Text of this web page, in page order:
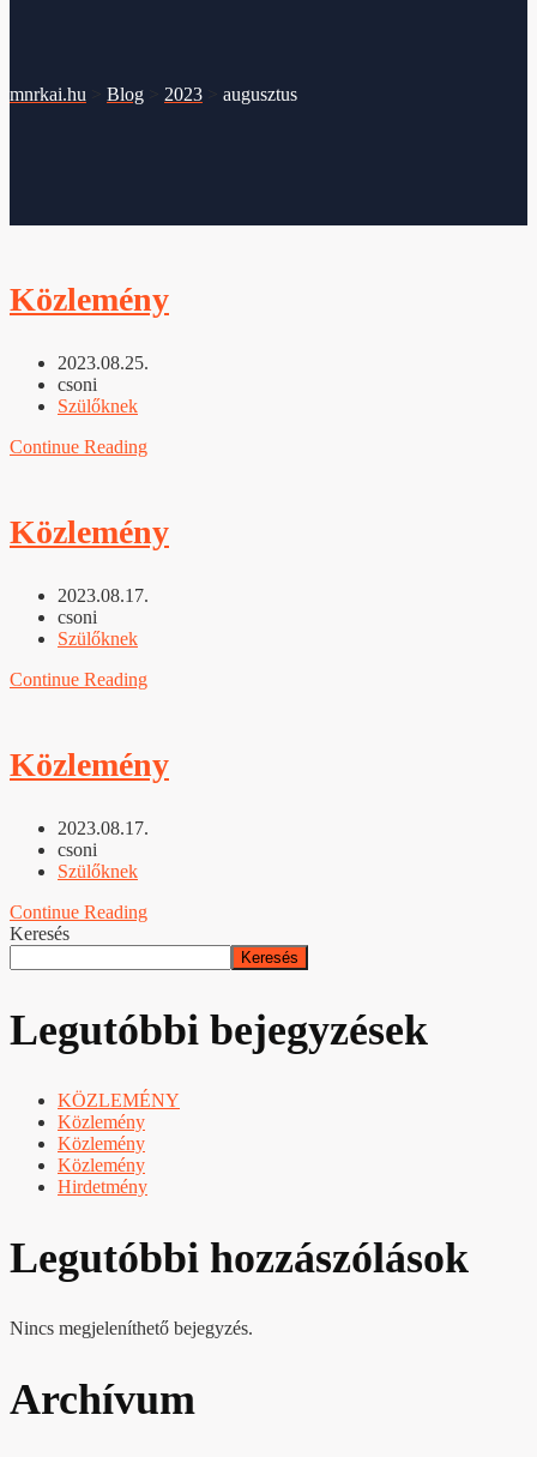
mnrkai.hu > Blog > 2023 > augusztus
Közlemény
2023.08.25.
csoni
Szülőknek
Continue Reading
Közlemény
2023.08.17.
csoni
Szülőknek
Continue Reading
Közlemény
2023.08.17.
csoni
Szülőknek
Continue Reading
Keresés
Keresés
Legutóbbi bejegyzések
KÖZLEMÉNY
Közlemény
Közlemény
Közlemény
Hirdetmény
Legutóbbi hozzászólások
Nincs megjeleníthető bejegyzés.
Archívum